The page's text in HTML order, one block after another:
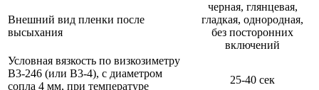
Внешний вид пленки после
высыхания
черная, глянцевая,
гладкая, однородная,
без посторонних
включений
Условная вязкость по визкозиметру
В3-246 (или В3-4), с диаметром
сопла 4 мм, при температуре
25-40 сек